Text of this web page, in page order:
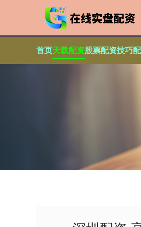
首页天载配资股票配资技巧